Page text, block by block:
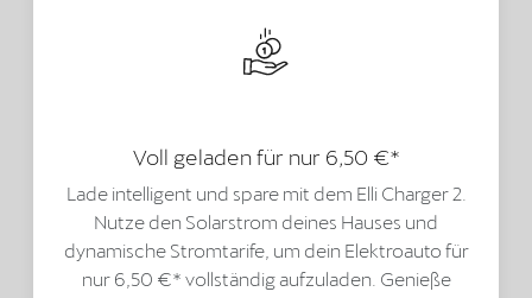
Voll geladen für nur 6,50 €*
Lade intelligent und spare mit dem Elli Charger 2.
Nutze den Solarstrom deines Hauses und
dynamische Stromtarife, um dein Elektroauto für
nur 6,50 €* vollständig aufzuladen. Genieße